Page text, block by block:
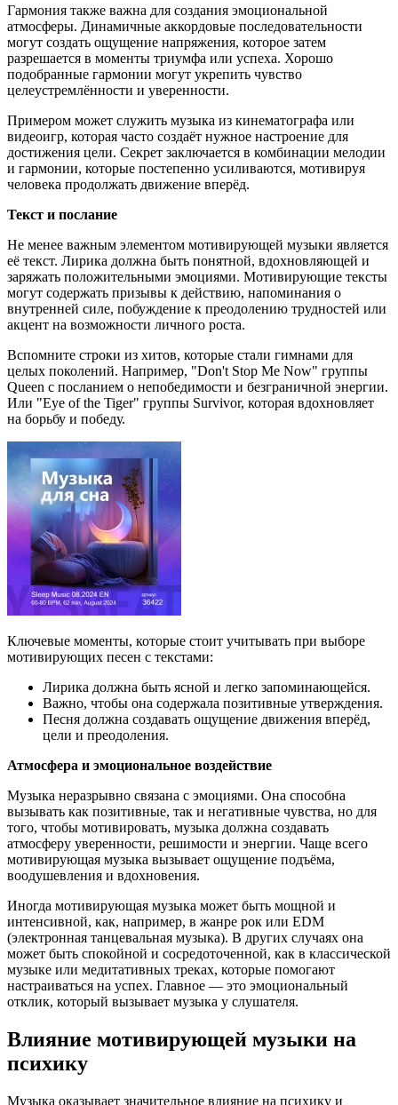
Гармония также важна для создания эмоциональной
атмосферы. Динамичные аккордовые последовательности
могут создать ощущение напряжения, которое затем
разрешается в моменты триумфа или успеха. Хорошо
подобранные гармонии могут укрепить чувство
целеустремлённости и уверенности.
Примером может служить музыка из кинематографа или
видеоигр, которая часто создаёт нужное настроение для
достижения цели. Секрет заключается в комбинации мелодии
и гармонии, которые постепенно усиливаются, мотивируя
человека продолжать движение вперёд.
Текст и послание
Не менее важным элементом мотивирующей музыки является
её текст. Лирика должна быть понятной, вдохновляющей и
заряжать положительными эмоциями. Мотивирующие тексты
могут содержать призывы к действию, напоминания о
внутренней силе, побуждение к преодолению трудностей или
акцент на возможности личного роста.
Вспомните строки из хитов, которые стали гимнами для
целых поколений. Например, "Don't Stop Me Now" группы
Queen с посланием о непобедимости и безграничной энергии.
Или "Eye of the Tiger" группы Survivor, которая вдохновляет
на борьбу и победу.
Ключевые моменты, которые стоит учитывать при выборе
мотивирующих песен с текстами:
Лирика должна быть ясной и легко запоминающейся.
Важно, чтобы она содержала позитивные утверждения.
Песня должна создавать ощущение движения вперёд,
цели и преодоления.
Атмосфера и эмоциональное воздействие
Музыка неразрывно связана с эмоциями. Она способна
вызывать как позитивные, так и негативные чувства, но для
того, чтобы мотивировать, музыка должна создавать
атмосферу уверенности, решимости и энергии. Чаще всего
мотивирующая музыка вызывает ощущение подъёма,
воодушевления и вдохновения.
Иногда мотивирующая музыка может быть мощной и
интенсивной, как, например, в жанре рок или EDM
(электронная танцевальная музыка). В других случаях она
может быть спокойной и сосредоточенной, как в классической
музыке или медитативных треках, которые помогают
настраиваться на успех. Главное — это эмоциональный
отклик, который вызывает музыка у слушателя.
Влияние мотивирующей музыки на
психику
Музыка оказывает значительное влияние на психику и